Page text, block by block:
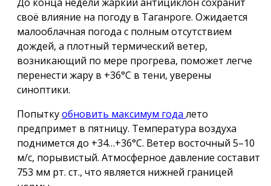
своё влияние на погоду в Таганроге. Ожидается
малооблачная погода с полным отсутствием
дождей, а плотный термический ветер,
возникающий по мере прогрева, поможет легче
перенести жару в +36°С в тени, уверены
синоптики.
Попыткуобновить максимум года лето
предпримет в пятницу. Температура воздуха
поднимется до +34…+36°С. Ветер восточный 5–10
м/с, порывистый. Атмосферное давление составит
753 мм рт. ст., что является нижней границей